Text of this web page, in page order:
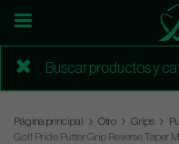
Página principal Otro Grips
Golf Pride Putter Grip Reverse Taper